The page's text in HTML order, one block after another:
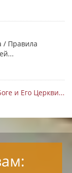
/ Правила
и Его Церкви...